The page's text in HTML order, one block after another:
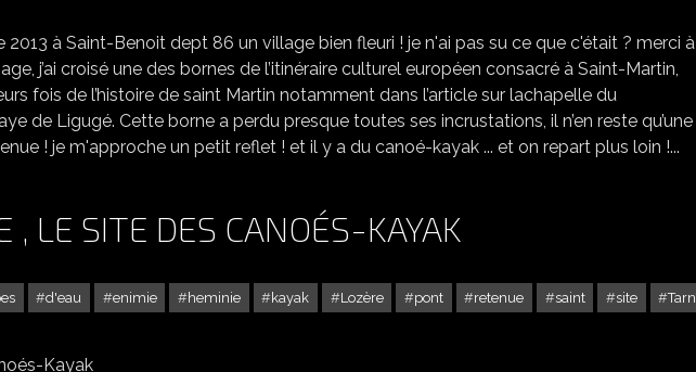
à Saint-Benoit dept 86 un village bien fleuri ! je n'ai pas su ce que c'était ? merci à
j’ai croisé une des bornes de l’itinéraire culturel européen consacré à Saint-Martin,
fois de l’histoire de saint Martin notamment dans l’article sur lachapelle du
de Ligugé. Cette borne a perdu presque toutes ses incrustations, il n’en reste qu’une
! je m'approche un petit reflet ! et il y a du canoé-kayak ... et on repart plus loin !...
, LE SITE DES CANOÉS-KAYAK
d'eau enimie heminie kayak Lozère pont retenue saint site Tarn